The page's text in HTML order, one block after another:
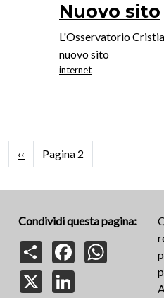
Nuovo sito
L'Osservatorio
nuovo sito
internet
Pagina precedente
‹‹ Pagina 2
Condividi questa pagina:
Share
FacebookWhatsApp